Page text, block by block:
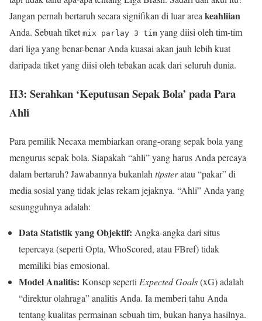
Jangan pernah bertaruh secara signifikan di luar area keahliian
Anda. Sebuah tiket mix parlay 3 tim yang diisi oleh tim-tim
dari liga yang benar-benar Anda kuasai akan jauh lebih kuat
daripada tiket yang diisi oleh tebakan acak dari seluruh dunia.
H3: Serahkan ‘Keputusan Sepak Bola’ pada Para
Ahli
Para pemilik Necaxa membiarkan orang-orang sepak bola yang
mengurus sepak bola. Siapakah “ahli” yang harus Anda percaya
dalam bertaruh? Jawabannya bukanlah tipsteratau “pakar” di
media sosial yang tidak jelas rekam jejaknya. “Ahli” Anda yang
sesungguhnya adalah:
Data Statistik yang Objektif: Angka-angka dari situs
tepercaya (seperti Opta, WhoScored, atau FBref) tidak
memiliki bias emosional.
Model Analitis: Konsep seperti Expected Goals(xG) adalah
“direktur olahraga” analitis Anda. Ia memberi tahu Anda
tentang kualitas permainan sebuah tim, bukan hanya hasilnya.